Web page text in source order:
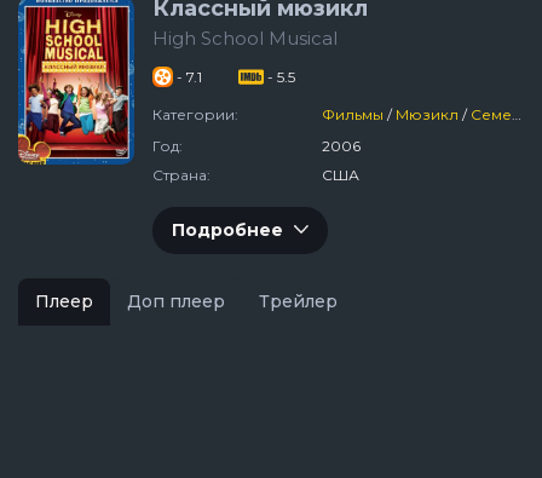
Классный мюзикл
High School Musical
- 7.1 - 5.5
Категории: Фильмы / Мюзикл / Семейный
Год:
2006
Страна:
США
Подробнее
Плеер Доп плеер Трейлер